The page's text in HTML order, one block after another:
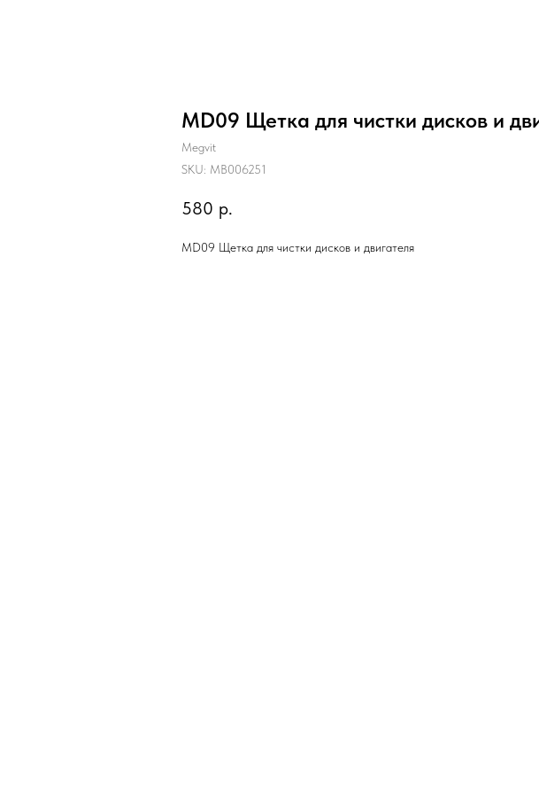
MD09 Щетка для чистки дисков и
Megvit
SKU: МВ006251
580 р.
MD09 Щетка для чистки дисков и двигателя